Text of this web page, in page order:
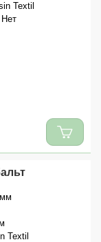
Textil
Нет
Textil